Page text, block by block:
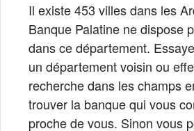
Il existe 453 villes dans les
Banque Palatine ne dispose
dans ce département.
un département voisin ou
recherche dans les champs
trouver la banque qui vous
proche de vous. Sinon vous